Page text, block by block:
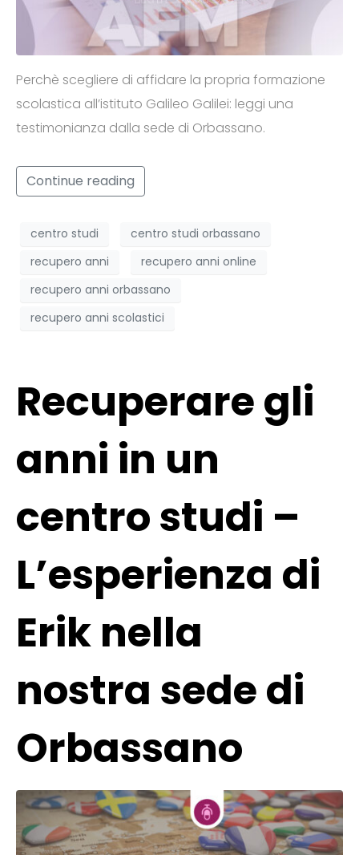
Perchè scegliere di affidare la propria formazione
scolastica all’istituto Galileo Galilei: leggi una
testimonianza dalla sede di Orbassano.
Continue reading
centro studi
centro studi orbassano
recupero anni
recupero anni online
recupero anni orbassano
recupero anni scolastici
Recuperare gli
anni in un
centro studi –
L’esperienza di
Erik nella
nostra sede di
Orbassano